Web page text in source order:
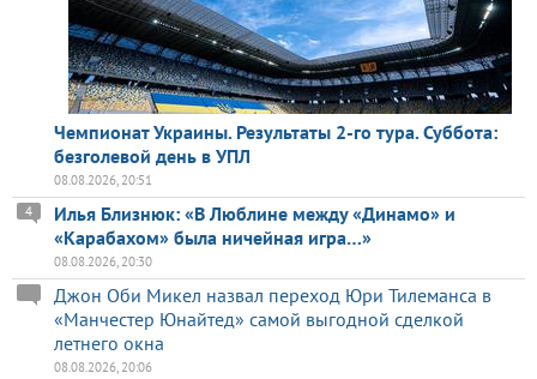
Чемпионат Украины. Результаты 2-го тура. Суббота:
безголевой день в УПЛ
08.08.2026, 20:51
Илья Близнюк: «В Люблине между «Динамо» и
«Карабахом» была ничейная игра…»
4
08.08.2026, 20:30
Джон Оби Микел назвал переход Юри Тилеманса в
«Манчестер Юнайтед» самой выгодной сделкой
летнего окна
08.08.2026, 20:06